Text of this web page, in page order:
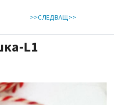
>>СЛЕДВАЩ>>
L1